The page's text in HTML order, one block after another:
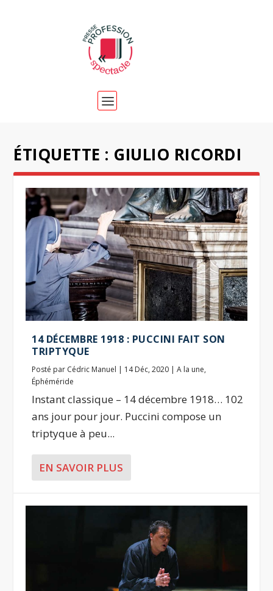
ÉTIQUETTE : GIULIO RICORDI
14 DÉCEMBRE 1918 : PUCCINI FAIT SON
TRIPTYQUE
Posté par Cédric Manuel | 14 Déc, 2020 |A la une,
Éphéméride
Instant classique – 14 décembre 1918… 102
ans jour pour jour. Puccini compose un
triptyque à peu...
EN SAVOIR PLUS